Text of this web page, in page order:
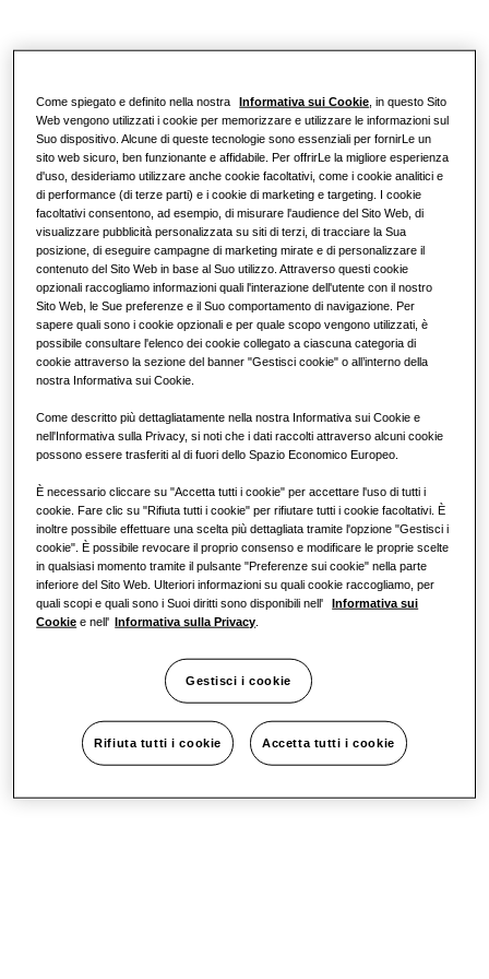
Come spiegato e definito nella nostra Informativa sui Cookie , in questo Sito
Web vengono utilizzati i cookie per memorizzare e utilizzare le informazioni sul
Suo dispositivo. Alcune di queste tecnologie sono essenziali per fornirLe un
sito web sicuro, ben funzionante e affidabile. Per offrirLe la migliore esperienza
d'uso, desideriamo utilizzare anche cookie facoltativi, come i cookie analitici e
di performance (di terze parti) e i cookie di marketing e targeting. I cookie
facoltativi consentono, ad esempio, di misurare l'audience del Sito Web, di
visualizzare pubblicità personalizzata su siti di terzi, di tracciare la Sua
posizione, di eseguire campagne di marketing mirate e di personalizzare il
contenuto del Sito Web in base al Suo utilizzo. Attraverso questi cookie
opzionali raccogliamo informazioni quali l'interazione dell'utente con il nostro
Sito Web, le Sue preferenze e il Suo comportamento di navigazione. Per
sapere quali sono i cookie opzionali e per quale scopo vengono utilizzati, è
possibile consultare l'elenco dei cookie collegato a ciascuna categoria di
cookie attraverso la sezione del banner "Gestisci cookie" o all’interno della
nostra Informativa sui Cookie.
Come descritto più dettagliatamente nella nostra Informativa sui Cookie e
nell'Informativa sulla Privacy, si noti che i dati raccolti attraverso alcuni cookie
possono essere trasferiti al di fuori dello Spazio Economico Europeo.
È necessario cliccare su "Accetta tutti i cookie" per accettare l'uso di tutti i
cookie. Fare clic su "Rifiuta tutti i cookie" per rifiutare tutti i cookie facoltativi. È
inoltre possibile effettuare una scelta più dettagliata tramite l'opzione "Gestisci i
cookie". È possibile revocare il proprio consenso e modificare le proprie scelte
in qualsiasi momento tramite il pulsante "Preferenze sui cookie" nella parte
inferiore del Sito Web. Ulteriori informazioni su quali cookie raccogliamo, per
quali scopi e quali sono i Suoi diritti sono disponibili nell'
Informativa sui
Cookie e nell' Informativa sulla Privacy
Gestisci i cookie
Rifiuta tutti i cookie Accetta tutti i cookie